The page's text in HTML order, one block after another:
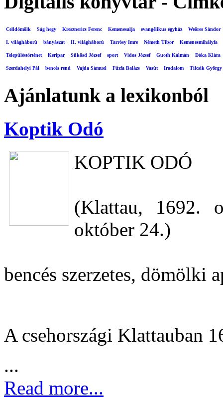
Celldömölk Ság hegy Kresznerics Ferenc Kemenesalja evangélikus egyház Weöres Sándor
I. világháború bányászat II. világháború Tarrósy Imre Németh Tibor Kemenesmihályfa
Településtörténet Keripar Sükösd József sport Vidos József Guoth Kálmán Dóka Klára
Szerdahelyi Pál bencés rend Vajda Sámuel Fűzfa Balázs Vasút Irodalom Tilcsik György
Ajánlatunk a lexikonból
Koptik Odó
KOPTIK ODÓ
(Klattau, 1692.
október 24.)
bencés szerzetes, dömölki
A csehországi Klattauban
...
Read more...